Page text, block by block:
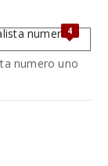
4
numero uno